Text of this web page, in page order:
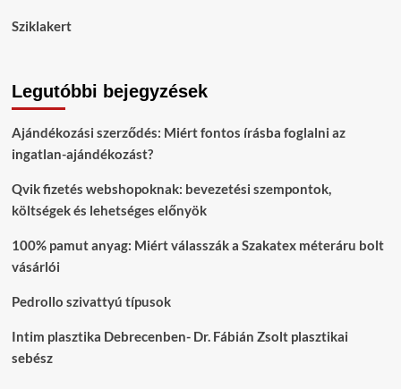
Sziklakert
Legutóbbi bejegyzések
Ajándékozási szerződés: Miért fontos írásba foglalni az
ingatlan-ajándékozást?
Qvik fizetés webshopoknak: bevezetési szempontok,
költségek és lehetséges előnyök
100% pamut anyag: Miért válasszák a Szakatex méteráru bolt
vásárlói
Pedrollo szivattyú típusok
Intim plasztika Debrecenben- Dr. Fábián Zsolt plasztikai
sebész